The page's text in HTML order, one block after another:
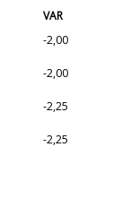
VAR
-2,00
-2,00
-2,25
-2,25